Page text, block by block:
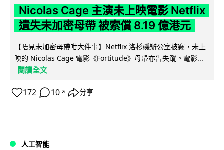
Nicolas Cage 主演未上映電影 Netflix
遺失未加密母帶 被索償 8.19 億港元
【唔見未加密母帶咁大件事】Netflix 洛杉磯辦公室被竊，未上
映的 Nicolas Cage 電影《Fortitude》母帶亦告失蹤。電影...
閱讀全文
172 10 ↗ 分享
人工智能